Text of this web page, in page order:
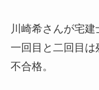
川崎希さんが宅建
一回目と二回目
不合格。